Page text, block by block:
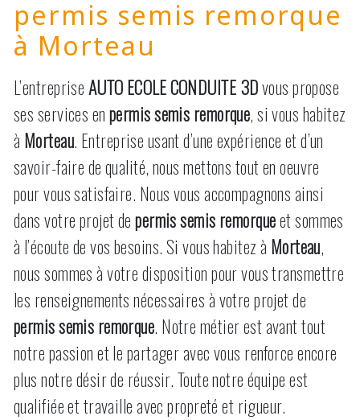
permis semis remorque
à Morteau
L’entreprise AUTO ECOLE CONDUITE 3Dvous propose
ses services enpermis semis remorque, si vous habitez
à Morteau. Entreprise usant d’une expérience et d’un
savoir-faire de qualité, nous mettons tout en oeuvre
pour vous satisfaire. Nous vous accompagnons ainsi
dans votre projet depermis semis remorqueet sommes
à l’écoute de vos besoins. Si vous habitez à Morteau,
nous sommes à votre disposition pour vous transmettre
les renseignements nécessaires à votre projet de
permis semis remorque. Notre métier est avant tout
notre passion et le partager avec vous renforce encore
plus notre désir de réussir. Toute notre équipe est
qualifiée et travaille avec propreté et rigueur.